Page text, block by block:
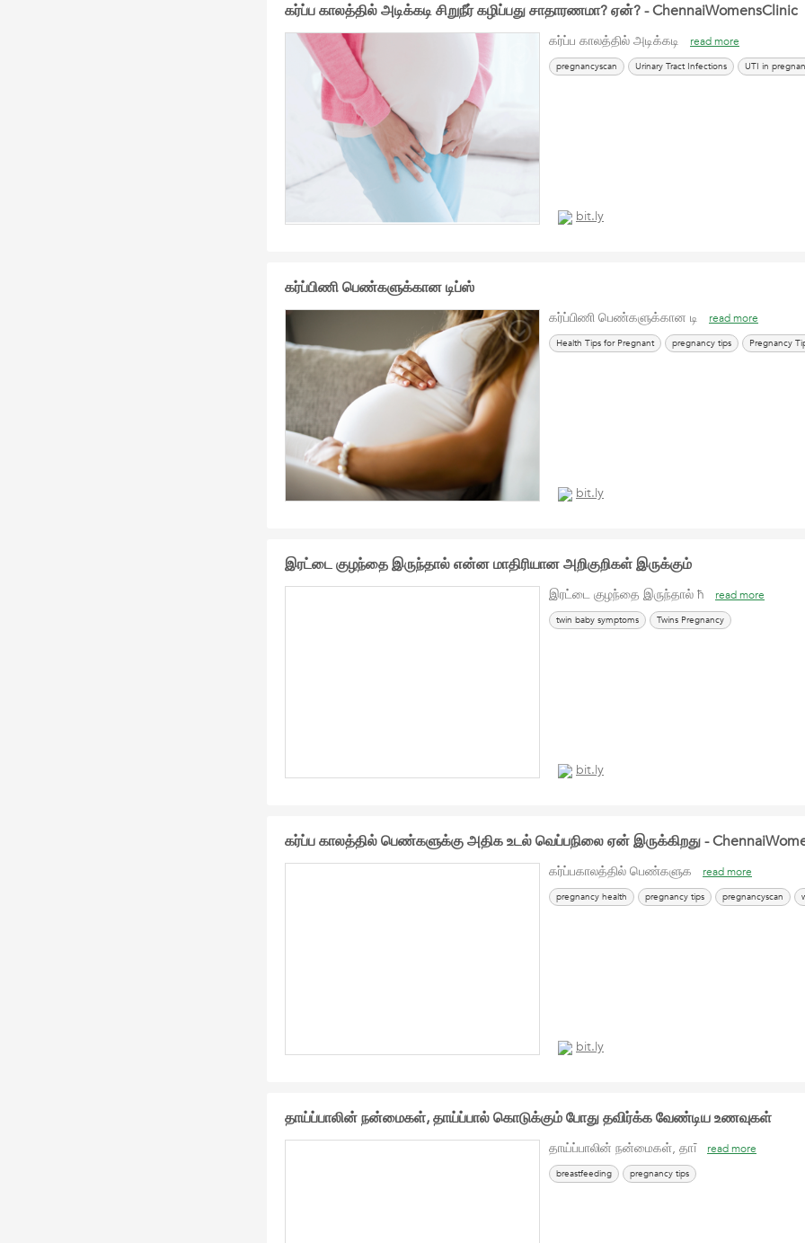
கர்ப்ப காலத்தில் அடிக்கடி சிறுநீர் கழிப்பது சாதாரணமா? ஏன்? - ChennaiWomensClinic
கர்ப்ப காலத்தில் அடிக்கடி read more
pregnancyscan Urinary Tract Infections UTI in
bit.ly
கர்ப்பிணி பெண்களுக்கான டிப்ஸ்
கர்ப்பிணி பெண்களுக்கான டி read more
Health Tips for Pregnant pregnancy tips Pregnancy
bit.ly
இரட்டை குழந்தை இருந்தால் என்ன மாதிரியான அறிகுறிகள் இருக்கும்
இரட்டை குழந்தை இருந்தால் ħ read more
twin baby symptoms Twins Pregnancy
bit.ly
கர்ப்ப காலத்தில் பெண்களுக்கு அதிக உடல் வெப்பநிலை ஏன் இருக்கிறது -
கர்ப்பகாலத்தில் பெண்களுக read more
pregnancy health pregnancy tips pregnancyscan
bit.ly
தாய்ப்பாலின் நன்மைகள், தாய்ப்பால் கொடுக்கும் போது தவிர்க்க வேண்டிய உணவுகள்
தாய்ப்பாலின் நன்மைகள், தாī read more
breastfeeding pregnancy tips